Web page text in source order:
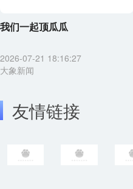
我们一起顶瓜瓜
2026-07-21 18:16:27
大象新闻
友情链接